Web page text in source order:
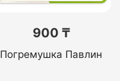
900 ₸
Погремушка Павлин